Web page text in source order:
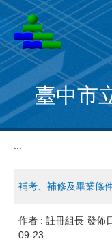
跳
到
主
要
內
容
區
臺中市
:::
補考、補修及畢業條
作者 : 註冊組長 發佈
09-23